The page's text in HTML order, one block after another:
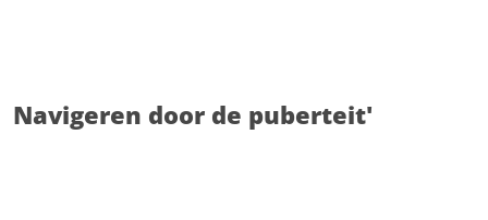
Navigeren door de puberteit'